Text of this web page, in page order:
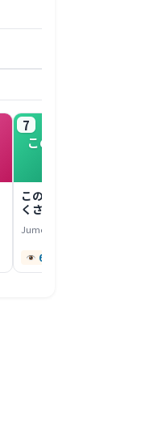
7
このヒーラー、めん
このヒーラー、めんど
くさい
Jumondou
67